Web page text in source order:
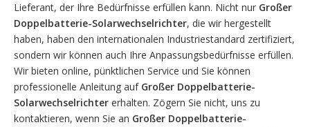
Lieferant, der Ihre Bedürfnisse erfüllen kann. Nicht nur Großer
Doppelbatterie-Solarwechselrichter, die wir hergestellt
haben, haben den internationalen Industriestandard zertifiziert,
sondern wir können auch Ihre Anpassungsbedürfnisse erfüllen.
Wir bieten online, pünktlichen Service und Sie können
professionelle Anleitung auf Großer Doppelbatterie-
Solarwechselrichter erhalten. Zögern Sie nicht, uns zu
kontaktieren, wenn Sie an Großer Doppelbatterie-